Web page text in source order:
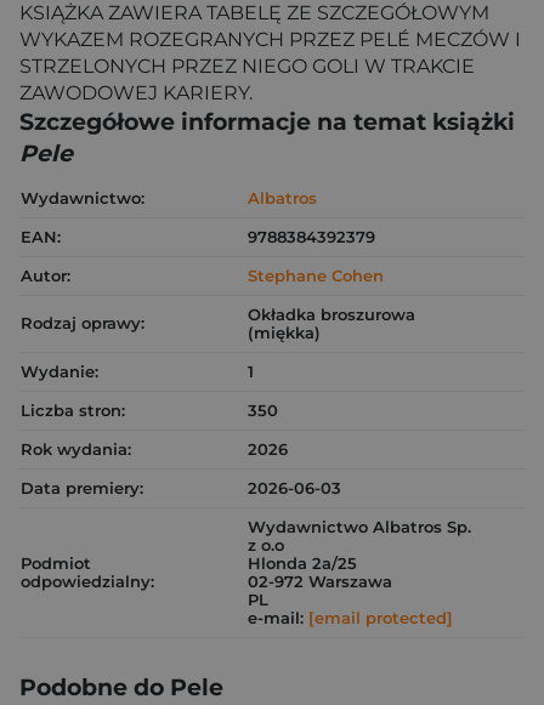
KSIĄŻKA ZAWIERA TABELĘ ZE SZCZEGÓŁOWYM
WYKAZEM ROZEGRANYCH PRZEZ PELÉ MECZÓW I
STRZELONYCH PRZEZ NIEGO GOLI W TRAKCIE
ZAWODOWEJ KARIERY.
Szczegółowe informacje na temat książki
Pele
Wydawnictwo:
Albatros
EAN:
9788384392379
Autor:
Stephane Cohen
Rodzaj oprawy:
Okładka broszurowa
(miękka)
Wydanie:
1
Liczba stron:
350
Rok wydania:
2026
Data premiery:
2026-06-03
Podmiot
odpowiedzialny:
Wydawnictwo Albatros Sp.
z o.o
Hlonda 2a/25
02-972 Warszawa
PL
e-mail: [email protected]
Podobne do Pele